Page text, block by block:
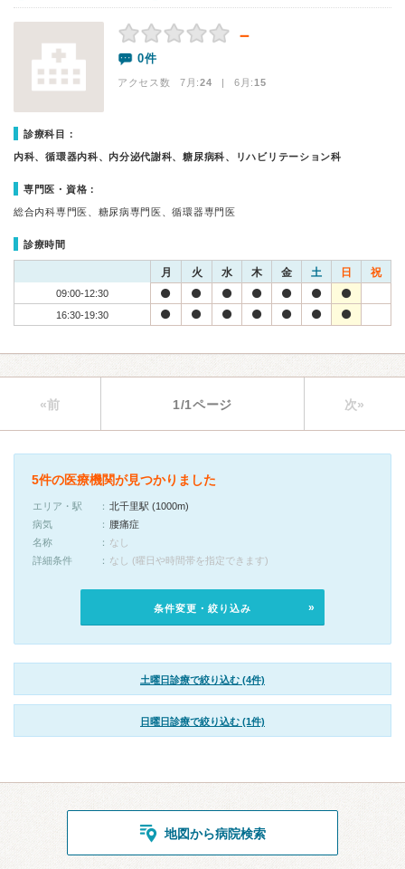
－
0件
アクセス数 7月:24 | 6月:15
診療科目：
内科、循環器内科、内分泌代謝科、糖尿病科、リハビリテーション科
専門医・資格：
総合内科専門医、糖尿病専門医、循環器専門医
診療時間
月 火 水 木 金 土 日 祝
09:00-12:30
16:30-19:30
«前 1/1ページ 次»
5件の医療機関が見つかりました
エリア・駅
北千里駅 (1000m)
病気
腰痛症
名称
なし
詳細条件
なし (曜日や時間帯を指定できます)
条件変更・絞り込み
土曜日診療で絞り込む (4件)
日曜日診療で絞り込む (1件)
地図から病院検索